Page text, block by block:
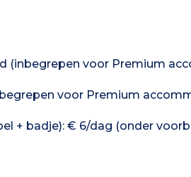
(inbegrepen voor Premium
voor Premium
+ badje): € 6/dag (onder